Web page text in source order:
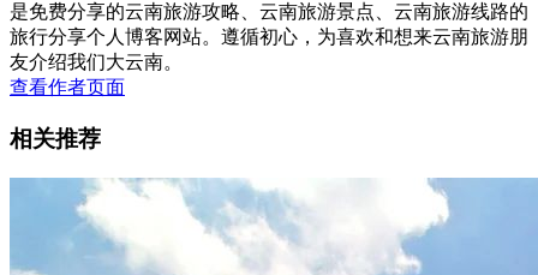
是免费分享的云南旅游攻略、云南旅游景点、云南旅游线路的
旅行分享个人博客网站。遵循初心，为喜欢和想来云南旅游朋
友介绍我们大云南。
查看作者页面
相关推荐